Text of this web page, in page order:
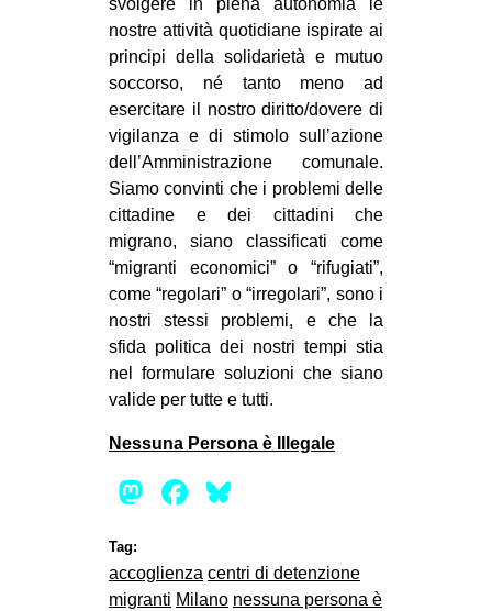
svolgere in piena autonomia le
nostre attività quotidiane ispirate ai
principi della solidarietà e mutuo
soccorso, né tanto meno ad
esercitare il nostro diritto/dovere di
vigilanza e di stimolo sull’azione
dell’Amministrazione comunale.
Siamo convinti che i problemi delle
cittadine e dei cittadini che
migrano, siano classificati come
“migranti economici” o “rifugiati”,
come “regolari” o “irregolari”, sono i
nostri stessi problemi, e che la
sfida politica dei nostri tempi stia
nel formulare soluzioni che siano
valide per tutte e tutti.
Nessuna Persona è Illegale
Mastodon
Facebook
Tag:
accoglienza centri di detenzione
migranti Milano nessuna persona è